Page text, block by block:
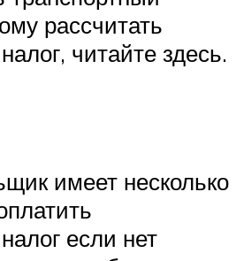
рассчитать
читайте здесь.
имеет несколько
если нет